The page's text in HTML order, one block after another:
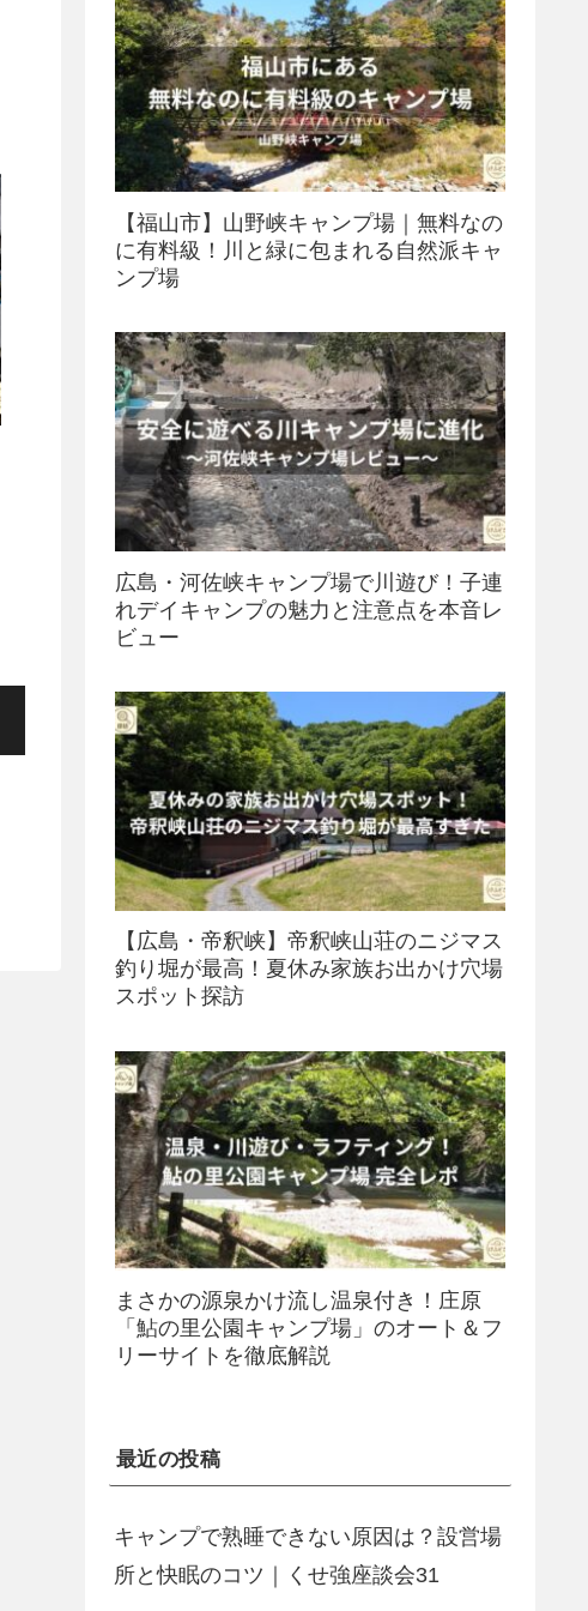
【福山市】山野峡キャンプ場｜無料なの
に有料級！川と緑に包まれる自然派キャ
ンプ場
広島・河佐峡キャンプ場で川遊び！子連
れデイキャンプの魅力と注意点を本音レ
ビュー
【広島・帝釈峡】帝釈峡山荘のニジマス
釣り堀が最高！夏休み家族お出かけ穴場
スポット探訪
まさかの源泉かけ流し温泉付き！庄原
「鮎の里公園キャンプ場」のオート＆フ
リーサイトを徹底解説
最近の投稿
キャンプで熟睡できない原因は？設営場
所と快眠のコツ｜くせ強座談会31